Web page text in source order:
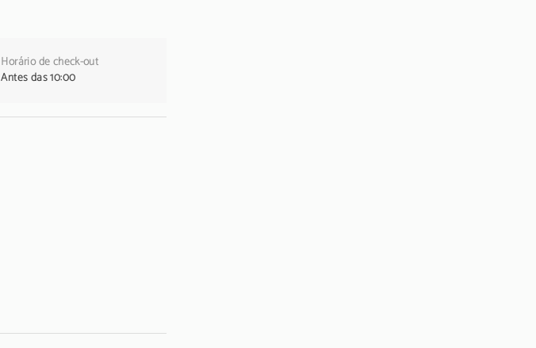
Horário de check-out
Antes das 10:00